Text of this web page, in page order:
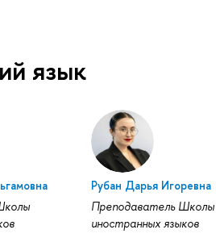
язык
Рубан Дарья Игоревна
Преподаватель Школы
иностранных языков